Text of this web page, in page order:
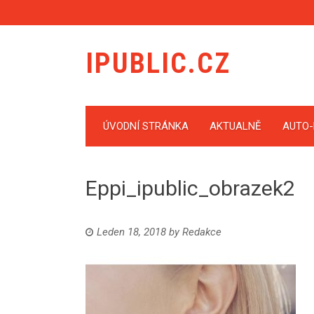
IPUBLIC.CZ
ÚVODNÍ STRÁNKA AKTUALNĚ
Eppi_ipublic_obrazek2
Leden 18, 2018 by Redakce